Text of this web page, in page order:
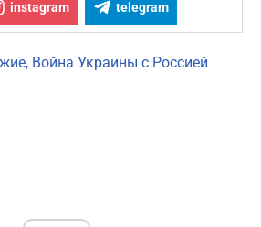
instagram telegram
Война Украины с Россией